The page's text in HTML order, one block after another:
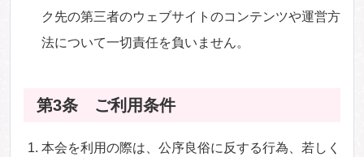
ク先の第三者のウェブサイトのコンテンツや運営方
法について一切責任を負いません。
第3条 ご利用条件
本会を利用の際は、公序良俗に反する行為、若しく